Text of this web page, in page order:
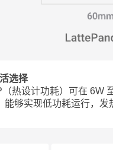
选择
热设计功耗）可在 6W
能够实现低功耗运行，